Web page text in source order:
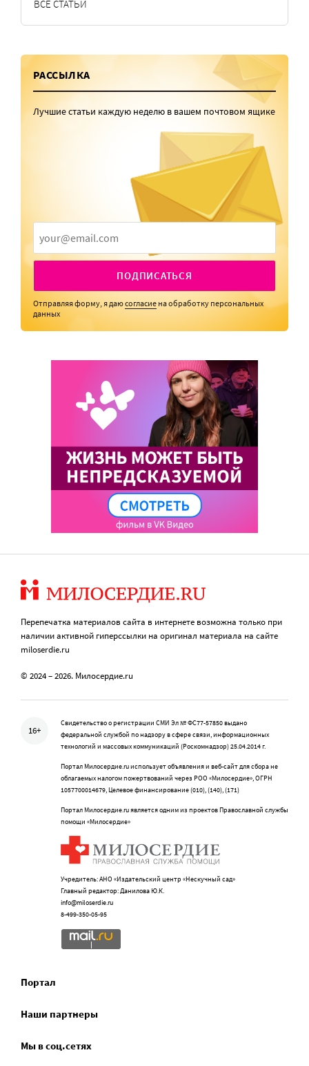
ВСЕ СТАТЬИ
РАССЫЛКА
Лучшие статьи каждую неделю в вашем почтовом ящике
ПОДПИСАТЬСЯ
Отправляя форму, я даюсогласие на обработку персональных
данных
Перепечатка материалов сайта в интернете возможна только при
наличии активной гиперссылки на оригинал материала на сайте
miloserdie.ru
© 2024 – 2026. Милосердие.ru
16+
Свидетельство о регистрации СМИ Эл № ФС77-57850 выдано
федеральной службой по надзору в сфере связи, информационных
технологий и массовых коммуникаций (Роскомнадзор) 25.04.2014 г.
Портал Милосердие.ru использует объявления и веб-сайт для сбора не
облагаемых налогом пожертвований через РОО «Милосердие», ОГРН
1057700014679, Целевое финансирование (010), (140), (171)
Портал Милосердие.ru является одним из проектов Православной службы
помощи «Милосердие»
Учредитель: АНО «Издательский центр «Нескучный сад»
Главный редактор: Данилова Ю.К.
info@miloserdie.ru
8-499-350-05-95
Портал
Наши партнеры
Мы в соц.сетях